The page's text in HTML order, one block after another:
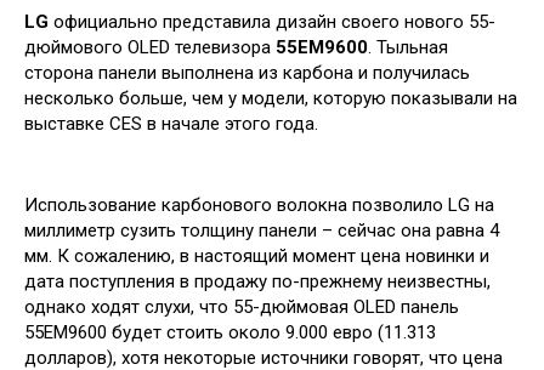
LG официально представила дизайн своего нового 55-
дюймового OLED телевизора 55EM9600. Тыльная
сторона панели выполнена из карбона и получилась
несколько больше, чем у модели, которую показывали на
выставке CES в начале этого года.
Использование карбонового волокна позволило LG на
миллиметр сузить толщину панели – сейчас она равна 4
мм. К сожалению, в настоящий момент цена новинки и
дата поступления в продажу по-прежнему неизвестны,
однако ходят слухи, что 55-дюймовая OLED панель
55EM9600 будет стоить около 9.000 евро (11.313
долларов), хотя некоторые источники говорят, что цена